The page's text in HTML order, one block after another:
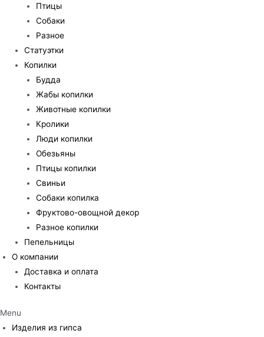
Птицы
Собаки
Разное
Статуэтки
Копилки
Будда
Жабы копилки
Животные копилки
Кролики
Люди копилки
Обезьяны
Птицы копилки
Свиньи
Собаки копилка
Фруктово-овощной декор
Разное копилки
Пепельницы
О компании
Доставка и оплата
Контакты
Menu
Изделия из гипса